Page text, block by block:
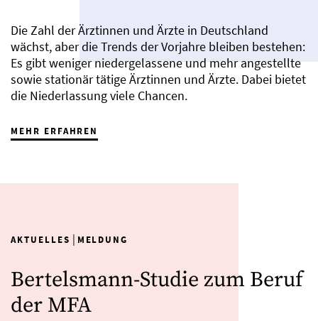
Die Zahl der Ärztinnen und Ärzte in Deutschland
wächst, aber die Trends der Vorjahre bleiben bestehen:
Es gibt weniger niedergelassene und mehr angestellte
sowie stationär tätige Ärztinnen und Ärzte. Dabei bietet
die Niederlassung viele Chancen.
MEHR ERFAHREN
AKTUELLES | MELDUNG
Bertelsmann-Studie zum Beruf
der MFA